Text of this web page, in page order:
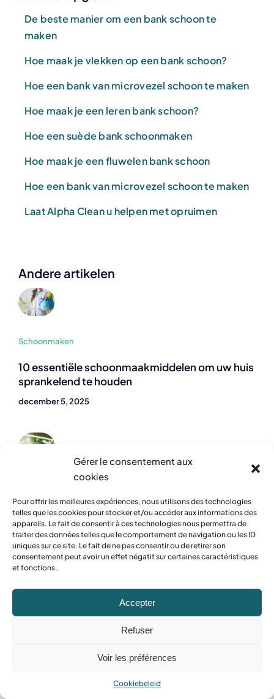
Gérer le consentement aux
cookies
Pour offrir les meilleures expériences, nous utilisons des technologies
telles que les cookies pour stocker et/ou accéder aux informations des
appareils. Le fait de consentir à ces technologies nous permettra de
traiter des données telles que le comportement de navigation ou les ID
uniques sur ce site. Le fait de ne pas consentir ou de retirer son
consentement peut avoir un effet négatif sur certaines caractéristiques
et fonctions.
Accepter
Refuser
Voir les préférences
Cookiebeleid
De beste manier om een bank schoon te
maken
Hoe maak je vlekken op een bank schoon?
Hoe een bank van microvezel schoon te maken
Hoe maak je een leren bank schoon?
Hoe een suède bank schoonmaken
Hoe maak je een fluwelen bank schoon
Hoe een bank van microvezel schoon te maken
Laat Alpha Clean u helpen met opruimen
Andere artikelen
Schoonmaken
10 essentiële schoonmaakmiddelen om uw huis
sprankelend te houden
december 5, 2025
De voordelen van glazenwassen voor de
helderheid van het pand
december 5, 2025
Waarom netheid belangrijk is voor het welzijn